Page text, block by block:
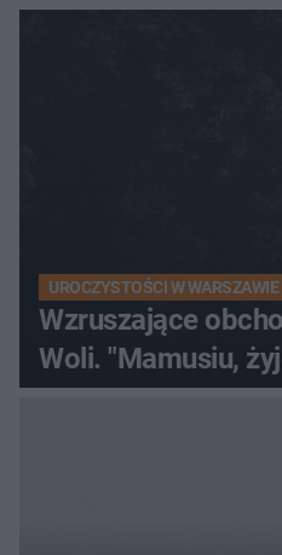
UROCZYSTOŚCI W WARSZAWIE
Wzruszające
Woli. "Mamusiu,